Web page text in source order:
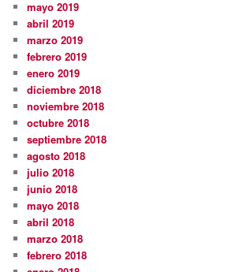
mayo 2019
abril 2019
marzo 2019
febrero 2019
enero 2019
diciembre 2018
noviembre 2018
octubre 2018
septiembre 2018
agosto 2018
julio 2018
junio 2018
mayo 2018
abril 2018
marzo 2018
febrero 2018